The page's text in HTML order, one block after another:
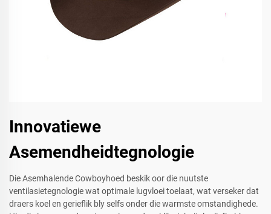
Innovatiewe
Asemendheidtegnologie
Die Asemhalende Cowboyhoed beskik oor die nuutste
ventilasietegnologie wat optimale lugvloei toelaat, wat verseker dat
draers koel en gerieflik bly selfs onder die warmste omstandighede.